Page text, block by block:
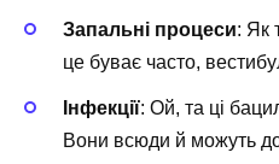
Запальні процеси: Як
це буває часто,
Інфекції: Ой, та ці
Вони всюди й можуть